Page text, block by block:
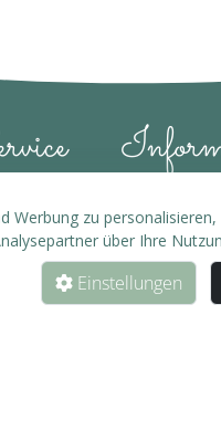
zu
über Ihre
Einstellungen
Impressum